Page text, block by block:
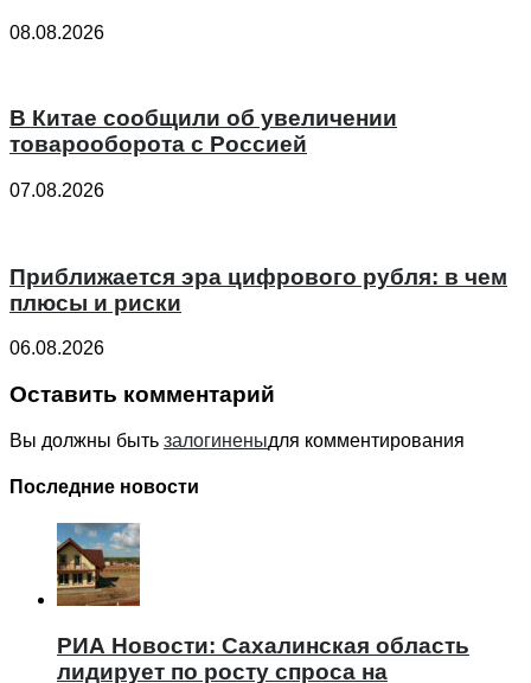
08.08.2026
В Китае сообщили об увеличении
товарооборота с Россией
07.08.2026
Приближается эра цифрового рубля: в чем
плюсы и риски
06.08.2026
Оставить комментарий
Вы должны быть залогиненыдля комментирования
Последние новости
РИА Новости: Сахалинская область
лидирует по росту спроса на